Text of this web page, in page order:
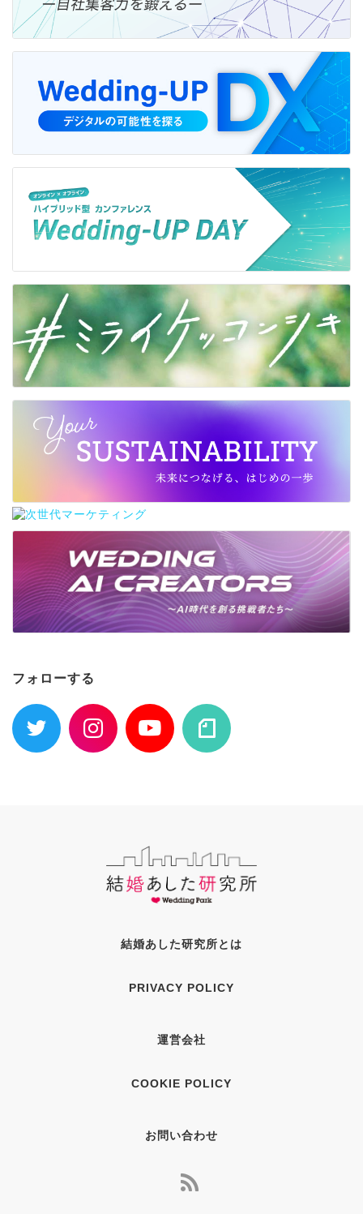
フォローする
結婚あした研究所とは
PRIVACY POLICY
運営会社
COOKIE POLICY
お問い合わせ